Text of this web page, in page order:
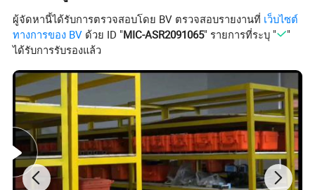
แบบวันนี้และยกระดับความพยายามในการสำรวจของคุณสู่
ความสูงที่ไม่เคยมีมาก่อน !
ผู้จัดหานี้ได้รับการตรวจสอบโดย BV ตรวจสอบรายงานที่ เว็บไซต์
ทางการของ BV ด้วย ID "MIC-ASR2091065" รายการที่ระบุ "
"
ได้รับการรับรองแล้ว